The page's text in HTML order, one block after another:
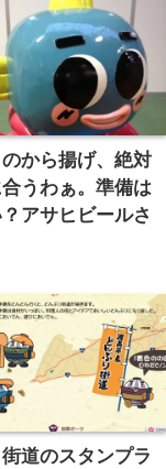
から揚げ、絶対
うわぁ。準備は
アサヒビールさ
道のスタンプラ